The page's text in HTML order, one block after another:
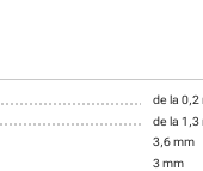
de la 0,2
de la 1,3
3,6 mm
3 mm